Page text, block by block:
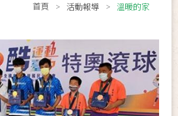
首頁 活動報導 溫暖的家